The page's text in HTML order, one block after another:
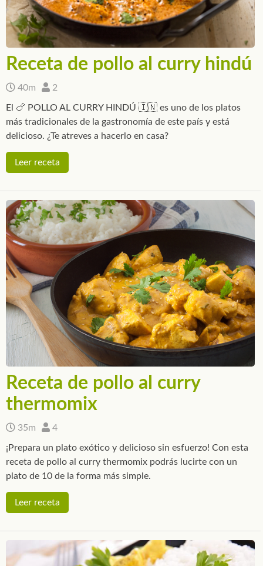
Receta de pollo al curry hindú
40m 2
El 🍗 POLLO AL CURRY HINDÚ 🇮🇳 es uno de los platos
más tradicionales de la gastronomía de este país y está
delicioso. ¿Te atreves a hacerlo en casa?
Leer receta
Receta de pollo al curry
thermomix
35m 4
¡Prepara un plato exótico y delicioso sin esfuerzo! Con esta
receta de pollo al curry thermomix podrás lucirte con un
plato de 10 de la forma más simple.
Leer receta